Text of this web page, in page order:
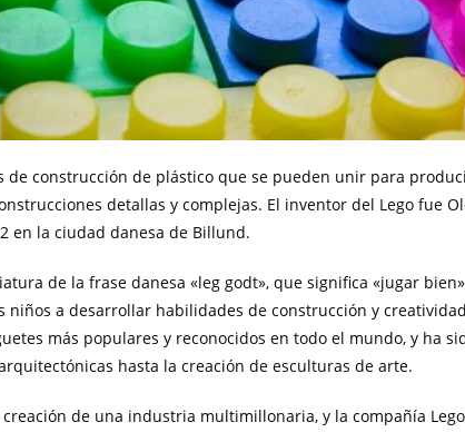
de construcción de plástico que se pueden unir para
detallas y complejas. El inventor del Lego fue
en la ciudad danesa de Billund.
de la frase danesa «leg godt», que significa «jugar
a desarrollar habilidades de construcción y
más populares y reconocidos en todo el mundo, y ha
hasta la creación de esculturas de arte.
creación de una industria multimillonaria, y la compañía